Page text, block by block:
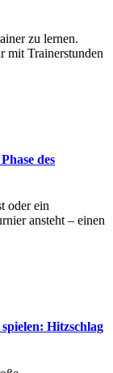
zu lernen.
mit Trainerstunden
des
oder ein
ansteht – einen
Hitzschlag